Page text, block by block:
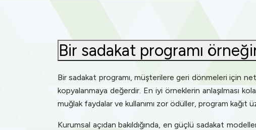
Bir sadakat programı
Bir sadakat programı, müşterilere geri dönmeleri için
kopyalanmaya değerdir. En iyi örneklerin anlaşılması
muğlak faydalar ve kullanımı zor ödüller, program kağıt
Kurumsal açıdan bakıldığında, en güçlü sadakat